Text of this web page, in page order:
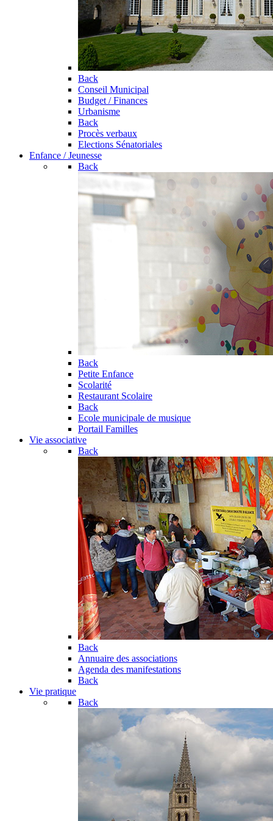
Back
Conseil Municipal
Budget / Finances
Urbanisme
Back
Procès verbaux
Elections Sénatoriales
Enfance / Jeunesse
Back
Back
Petite Enfance
Scolarité
Restaurant Scolaire
Back
Ecole municipale de musique
Portail Familles
Vie associative
Back
Back
Annuaire des associations
Agenda des manifestations
Back
Vie pratique
Back